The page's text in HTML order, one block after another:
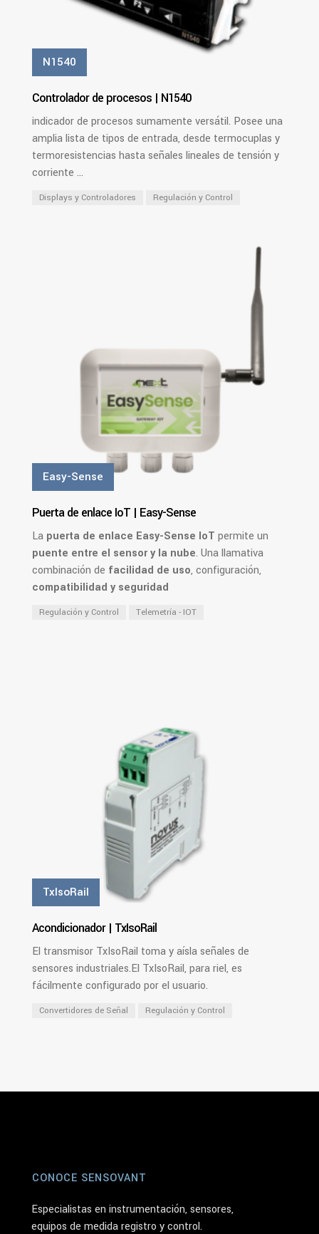
N1540
Controlador de procesos | N1540
indicador de procesos sumamente versátil. Posee una
amplia lista de tipos de entrada, desde termocuplas y
termoresistencias hasta señales lineales de tensión y
corriente ...
Displays y Controladores Regulación y Control
Easy-Sense
Puerta de enlace IoT | Easy-Sense
La puerta de enlace Easy-Sense IoT permite un
puente entre el sensor y la nube. Una llamativa
combinación de facilidad de uso, configuración,
compatibilidad y seguridad
Regulación y Control Telemetría - IOT
TxIsoRail
Acondicionador | TxIsoRail
El transmisor TxIsoRail toma y aísla señales de
sensores industriales.El TxIsoRail, para riel, es
fácilmente configurado por el usuario.
Convertidores de Señal Regulación y Control
CONOCE SENSOVANT
Especialistas en instrumentación, sensores,
equipos de medida registro y control.